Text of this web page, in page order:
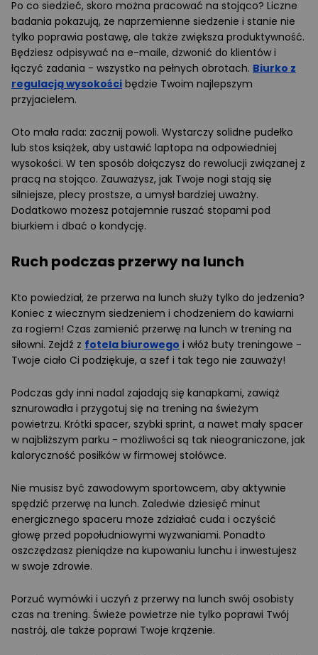
Po co siedzieć, skoro można pracować na stojąco? Liczne
badania pokazują, że naprzemienne siedzenie i stanie nie
tylko poprawia postawę, ale także zwiększa produktywność.
Będziesz odpisywać na e-maile, dzwonić do klientów i
łączyć zadania - wszystko na pełnych obrotach. Biurko z
regulacją wysokości będzie Twoim najlepszym
przyjacielem.
Oto mała rada: zacznij powoli. Wystarczy solidne pudełko
lub stos książek, aby ustawić laptopa na odpowiedniej
wysokości. W ten sposób dołączysz do rewolucji związanej z
pracą na stojąco. Zauważysz, jak Twoje nogi stają się
silniejsze, plecy prostsze, a umysł bardziej uważny.
Dodatkowo możesz potajemnie ruszać stopami pod
biurkiem i dbać o kondycję.
Ruch podczas przerwy na lunch
Kto powiedział, że przerwa na lunch służy tylko do jedzenia?
Koniec z wiecznym siedzeniem i chodzeniem do kawiarni
za rogiem! Czas zamienić przerwę na lunch w trening na
siłowni. Zejdź z fotela biurowego i włóż buty treningowe -
Twoje ciało Ci podziękuje, a szef i tak tego nie zauważy!
Podczas gdy inni nadal zajadają się kanapkami, zawiąż
sznurowadła i przygotuj się na trening na świeżym
powietrzu. Krótki spacer, szybki sprint, a nawet mały spacer
w najbliższym parku - możliwości są tak nieograniczone, jak
kaloryczność posiłków w firmowej stołówce.
Nie musisz być zawodowym sportowcem, aby aktywnie
spędzić przerwę na lunch. Zaledwie dziesięć minut
energicznego spaceru może zdziałać cuda i oczyścić
głowę przed popołudniowymi wyzwaniami. Ponadto
oszczędzasz pieniądze na kupowaniu lunchu i inwestujesz
w swoje zdrowie.
Porzuć wymówki i uczyń z przerwy na lunch swój osobisty
czas na trening. Świeże powietrze nie tylko poprawi Twój
nastrój, ale także poprawi Twoje krążenie.